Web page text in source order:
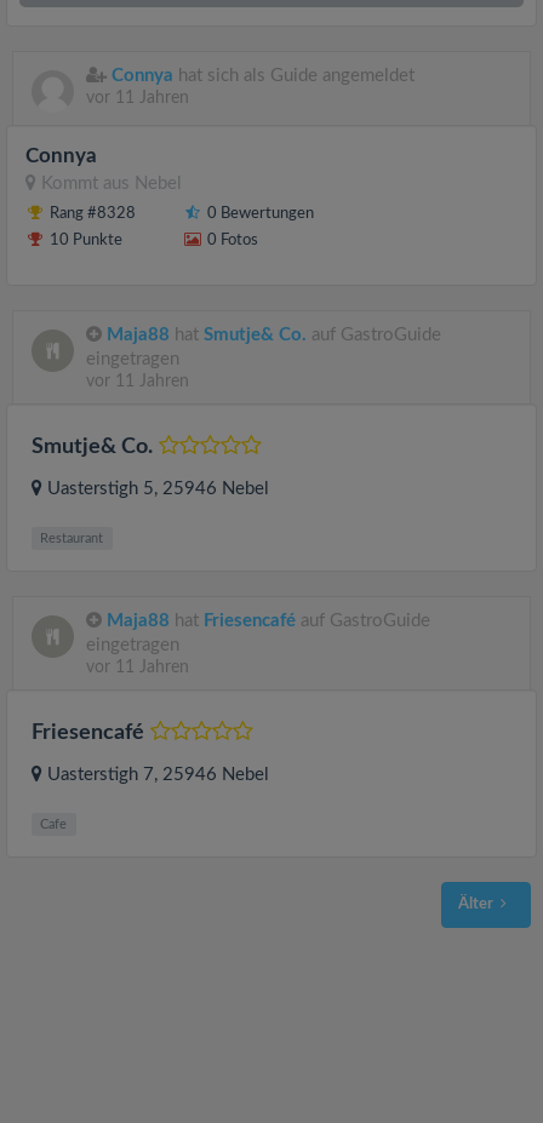
Connya hat sich als Guide angemeldet
vor 11 Jahren
Connya
Kommt aus Nebel
Rang #8328
10 Punkte
0 Bewertungen
0 Fotos
Maja88 hat Smutje& Co. auf GastroGuide
eingetragen
vor 11 Jahren
Smutje& Co.
Uasterstigh 5, 25946 Nebel
Restaurant
Maja88 hat Friesencafé auf GastroGuide
eingetragen
vor 11 Jahren
Friesencafé
Uasterstigh 7, 25946 Nebel
Cafe
Älter